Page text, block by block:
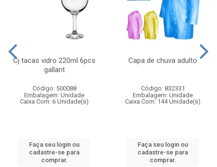
Cj tacas vidro 220ml 6pcs
gallant
Código: 500088
Embalagem: Unidade
Caixa Com: 6 Unidade(s)
Faça seu login ou
cadastre-se para
comprar.
Capa de chuva adulto
Código: 832331
Embalagem: Unidade
Caixa Com: 144 Unidade(s)
Faça seu login ou
cadastre-se para
comprar.